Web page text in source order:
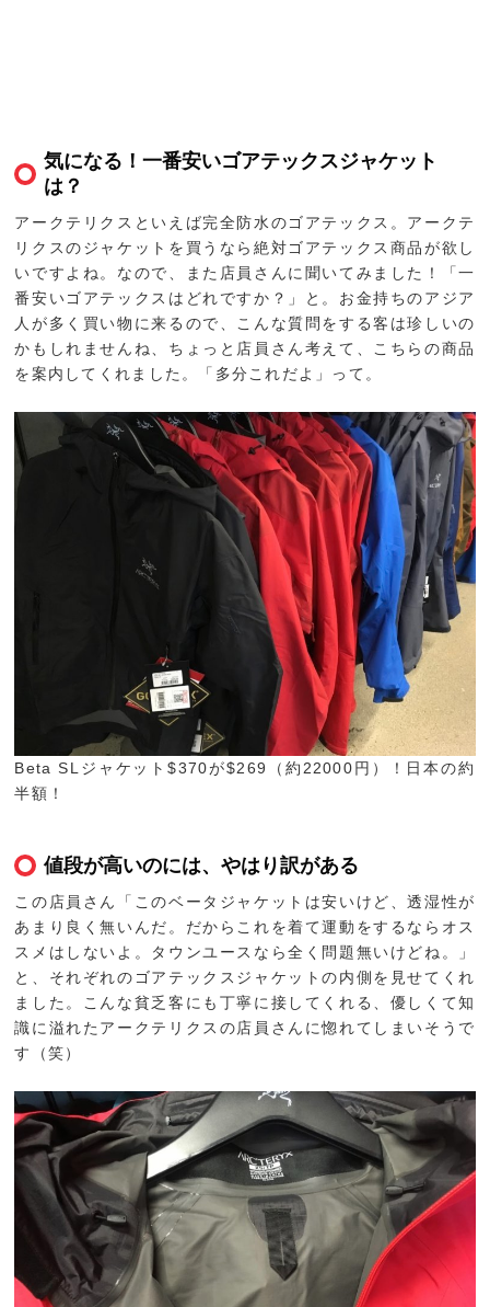
気になる！一番安いゴアテックスジャケット
は？
アークテリクスといえば完全防水のゴアテックス。アークテ
リクスのジャケットを買うなら絶対ゴアテックス商品が欲し
いですよね。なので、また店員さんに聞いてみました！「一
番安いゴアテックスはどれですか？」と。お金持ちのアジア
人が多く買い物に来るので、こんな質問をする客は珍しいの
かもしれませんね、ちょっと店員さん考えて、こちらの商品
を案内してくれました。「多分これだよ」って。
Beta SLジャケット$370が$269（約22000円）！日本の約
半額！
値段が高いのには、やはり訳がある
この店員さん「このベータジャケットは安いけど、透湿性が
あまり良く無いんだ。だからこれを着て運動をするならオス
スメはしないよ。タウンユースなら全く問題無いけどね。」
と、それぞれのゴアテックスジャケットの内側を見せてくれ
ました。こんな貧乏客にも丁寧に接してくれる、優しくて知
識に溢れたアークテリクスの店員さんに惚れてしまいそうで
す（笑）